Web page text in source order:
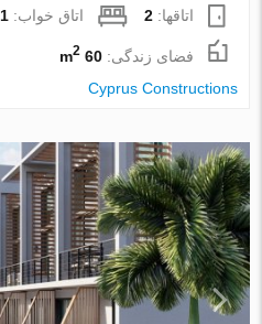
اتاقها:2 اتاق خواب:1
فضای زندگی:60 m
2
Cyprus Constructions